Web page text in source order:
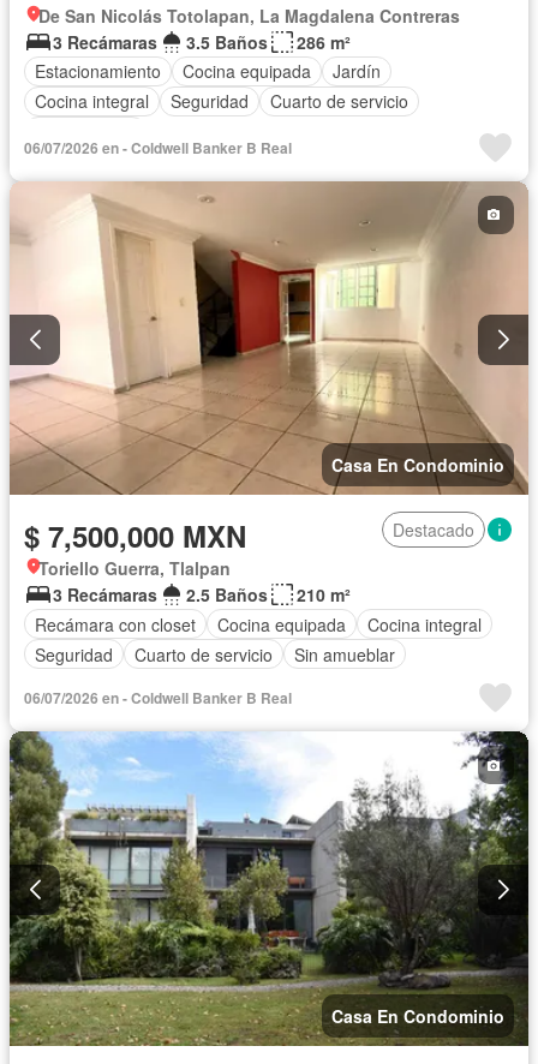
De San Nicolás Totolapan, La Magdalena Contreras
3 Recámaras
3.5 Baños
286 m²
Estacionamiento
Cocina equipada
Jardín
Cocina integral
Seguridad
Cuarto de servicio
06/07/2026 en - Coldwell Banker B Real
Casa En Condominio
$ 7,500,000 MXN
Destacado
Toriello Guerra, Tlalpan
3 Recámaras
2.5 Baños
210 m²
Recámara con closet
Cocina equipada
Cocina integral
Seguridad
Cuarto de servicio Sin amueblar
06/07/2026 en - Coldwell Banker B Real
Casa En Condominio